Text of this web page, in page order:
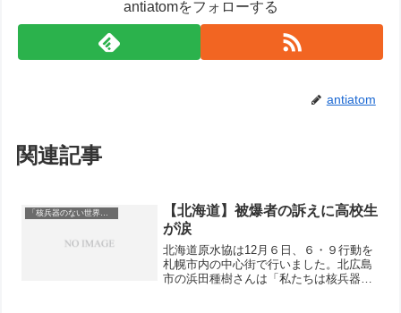
antiatomをフォローする
antiatom
関連記事
「核兵器のない世界を」
【北海道】被爆者の訴えに高校生
が涙
北海道原水協は12月６日、６・９行動を
札幌市内の中心街で行いました。北広島
市の浜田種樹さんは「私たちは核兵器を